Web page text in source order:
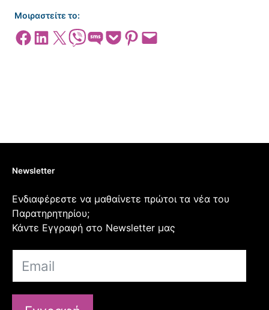
Μοιραστείτε το:
Share on Facebook
Share on LinkedIn
Share on X Share on ViberShare on SMSShare on Pocket
Share on Pinterest
Email this Page
Newsletter
Ενδιαφέρεστε να μαθαίνετε πρώτοι τα νέα του
Παρατηρητηρίου;
Κάντε Εγγραφή στο Newsletter μας